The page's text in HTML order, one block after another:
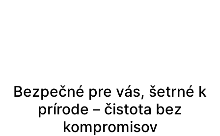
Bezpečné pre vás, šetrné k
prírode – čistota bez
kompromisov